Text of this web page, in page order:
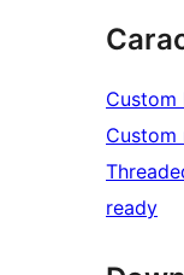
Custom
Custom
ready